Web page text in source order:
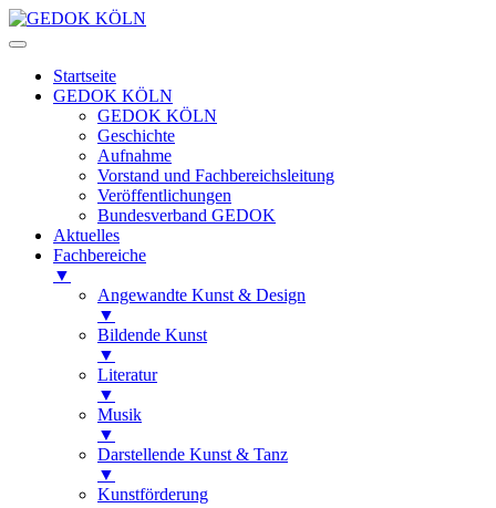
Startseite
GEDOK KÖLN
GEDOK KÖLN
Geschichte
Aufnahme
Vorstand und Fachbereichsleitung
Veröffentlichungen
Bundesverband GEDOK
Aktuelles
Fachbereiche
▼
Angewandte Kunst & Design
▼
Bildende Kunst
▼
Literatur
▼
Musik
▼
Darstellende Kunst & Tanz
▼
Kunstförderung